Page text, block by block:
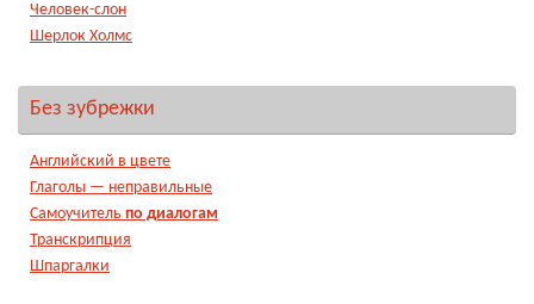
Человек-слон
Шерлок Холмс
Без зубрежки
Английский в цвете
Глаголы — неправильные
Самоучитель по диалогам
Транскрипция
Шпаргалки